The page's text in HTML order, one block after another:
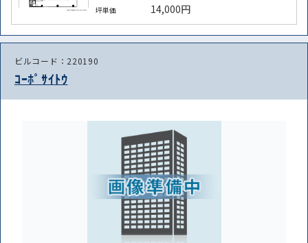
坪単価 14,000円
ビルコード：220190
ｺｰﾎﾟｻｲﾄｳ